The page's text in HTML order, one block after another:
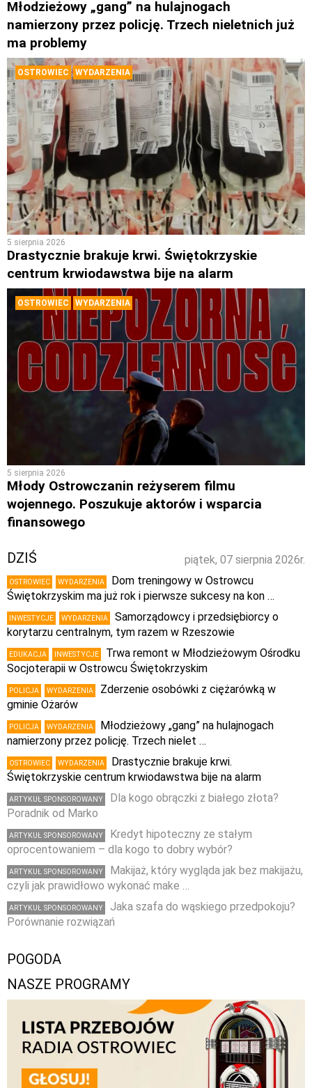
Młodzieżowy „gang” na hulajnogach
namierzony przez policję. Trzech nieletnich już
ma problemy
OSTROWIEC WYDARZENIA
5 sierpnia 2026
Drastycznie brakuje krwi. Świętokrzyskie
centrum krwiodawstwa bije na alarm
OSTROWIEC WYDARZENIA
5 sierpnia 2026
Młody Ostrowczanin reżyserem filmu
wojennego. Poszukuje aktorów i wsparcia
finansowego
piątek, 07 sierpnia 2026r.
DZIŚ
OSTROWIEC WYDARZENIA
Dom treningowy w Ostrowcu
Świętokrzyskim ma już rok i pierwsze sukcesy na kon …
INWESTYCJE WYDARZENIA
Samorządowcy i przedsiębiorcy o
korytarzu centralnym, tym razem w Rzeszowie
EDUKACJA INWESTYCJE
Trwa remont w Młodzieżowym Ośrodku
Socjoterapii w Ostrowcu Świętokrzyskim
POLICJA WYDARZENIA
Zderzenie osobówki z ciężarówką w
gminie Ożarów
POLICJA WYDARZENIA
Młodzieżowy „gang” na hulajnogach
namierzony przez policję. Trzech nielet …
OSTROWIEC WYDARZENIA
Drastycznie brakuje krwi.
Świętokrzyskie centrum krwiodawstwa bije na alarm
ARTYKUŁ SPONSOROWANY
Dla kogo obrączki z białego złota?
Poradnik od Marko
ARTYKUŁ SPONSOROWANY
Kredyt hipoteczny ze stałym
oprocentowaniem – dla kogo to dobry wybór?
ARTYKUŁ SPONSOROWANY
Makijaż, który wygląda jak bez makijażu,
czyli jak prawidłowo wykonać make …
ARTYKUŁ SPONSOROWANY
Jaka szafa do wąskiego przedpokoju?
Porównanie rozwiązań
POGODA
NASZE PROGRAMY